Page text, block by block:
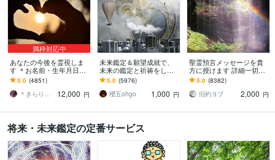
満枠対応中
あなたの今後を霊視しま
す ＊お名前・生年月日不
要・お写真のみで大丈夫
です＊
5.0 (4851)
＊きらりん＊
12,000 円
未来鑑定＆願望成就で、
未来の鑑定と祈祷をしま
す 霊視による未来鑑定と
願望成就の祈祷セット
5.0 (5976)
櫻五ohgo
1,000 円
聖霊預言メッセージを貴
方に授けます 詳細一切聞
かずに霊的預言メッセー
ジを貴方にお伝え致しま
す。
5.0 (8382)
旧約ヨブ
2,000 円
将来・未来鑑定の定番サービス